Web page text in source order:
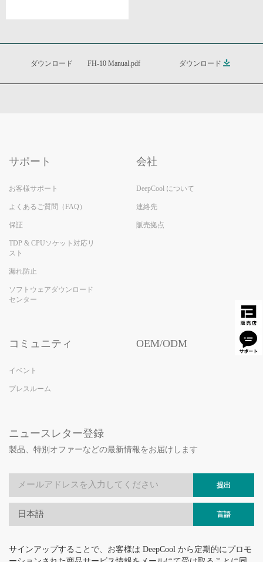
ダウンロード FH-10 Manual.pdf ダウンロード
サポート
お客様サポート
よくあるご質問（FAQ）
保証
TDP & CPUソケット対応リ
スト
漏れ防止
ソフトウェアダウンロード
センター
会社
DeepCool について
連絡先
販売拠点
コミュニティ
イベント
プレスルーム
OEM/ODM
ニュースレター登録
製品、特別オファーなどの最新情報をお届けします
提出
日本語 言語
サインアップすることで、お客様は DeepCool から定期的にプロモ